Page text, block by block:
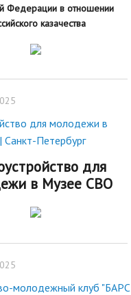
Федерации в отношении
казачества
для молодежи в
Петербург
для
в Музее СВО
молодежный клуб